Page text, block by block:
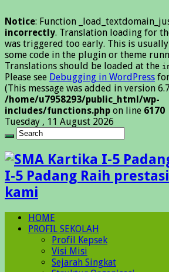
Notice: Function
incorrectly. Translation loading for
was triggered too early. This is
some code in the plugin or theme
Translations should be loaded at the
Please see Debugging in WordPress
(This message was added in version
/home/u7958293/public_html/wp-
includes/functions.php on line 6170
Tuesday , 11 August 2026
I-5 Padang Raih
kami
HOME
PROFIL SEKOLAH
Profil Kepsek
Visi Misi
Sejarah Singkat